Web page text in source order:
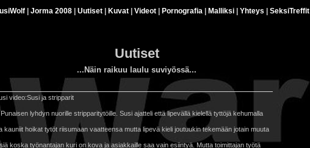
Jorma 2008 Uutiset Kuvat Videot Pornografia Malliksi Yhteys SeksiTreffit
Uutiset
...Näin raikuu laulu suviyössä...
video:Susi ja stripparit
lyhdyn nuorille stripparitytöille. Susi ajatteli että lipevällä kielellä tyttöjä kehumalla
kauniit hoikat tytöt riisumaan vaatteensa mutta lipevä kieli joutuukin tekemään jotain muuta
koska työnantajan kuri on kova ja asiakkaille saa vain esiintyä. Mutta toimittajan työtä